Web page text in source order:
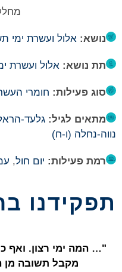
נושא: אלול ועשרת ימי
תת נושא: אלול ועשרת
סוג פעילות: חומרי
מתאים לגיל: גלעד-
נווה-נחלה (ו-ח)
רמת פעילות: יום חול,
תפקידנו
"… המה ימי רצון. ואף
מקבל תשובה מן